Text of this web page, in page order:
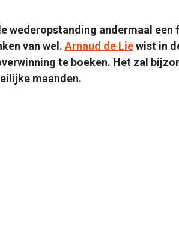
wederopstanding andermaal
van wel. Arnaud de Liewist in
te boeken. Het zal
maanden.